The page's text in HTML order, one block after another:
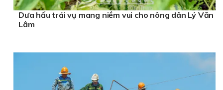
Dưa hấu trái vụ mang niềm vui cho nông dân Lý Văn
Lâm